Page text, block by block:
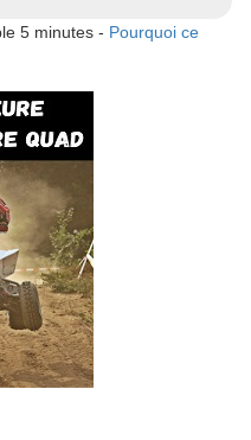
5 minutes - Pourquoi ce